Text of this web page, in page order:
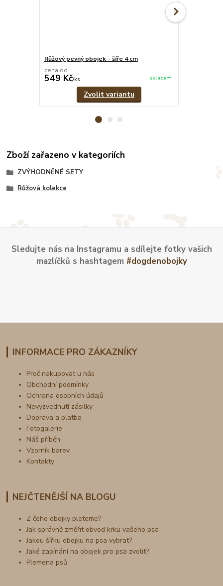
Růžový pevný obojek - šíře 4 cm
cena od
549 Kč/ks skladem
Zvolit variantu
Zboží zařazeno v kategoriích
ZVÝHODNĚNÉ SETY
Růžová kolekce
Sledujte nás na Instagramu a sdílejte fotky vašich
mazlíčků s hashtagem #dogdenobojky
INFORMACE PRO ZÁKAZNÍKY
Proč nakupovat u nás
Obchodní podmínky
Ochrana osobních údajů
Nevyzvednutí zásilky
Doprava a platba
Fotogalerie
Náš příběh
Vzorník barev
Kontakty
NEJČTENĚJŠÍ NA BLOGU
Z čeho obojky pleteme?
Jak správně změřit obvod krku vašeho psa
Jakou šířku obojku na psa vybrat?
Jaké zapínání na obojek pro psa zvolit?
Plemena psů